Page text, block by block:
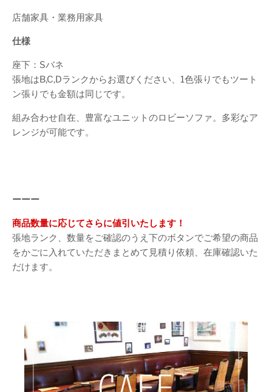
店舗家具・業務用家具
仕様
座下：Sバネ
張地はB,C,Dランクからお選びください、1色張りでもツート
ン張りでも金額は同じです。
組み合わせ自在、豊富なユニットのロビーソファ。多彩なア
レンジが可能です。
ーーー
商品数量に応じてさらに値引いたします！
張地ランク、数量をご確認のうえ下のボタンでご希望の商品
をかごに入れていただきまとめて見積り依頼、在庫確認いた
だけます。